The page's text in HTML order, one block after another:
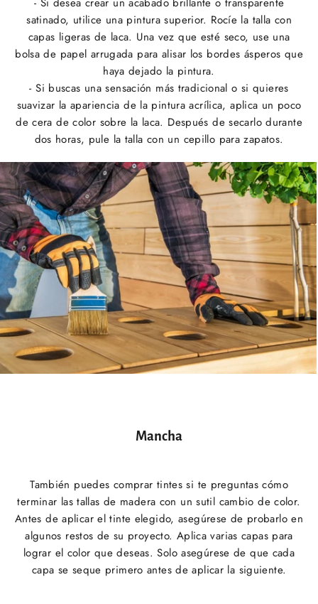
satinado, utilice una pintura superior. Rocíe la talla con
capas ligeras de laca. Una vez que esté seco, use una
bolsa de papel arrugada para alisar los bordes ásperos que
haya dejado la pintura.
- Si buscas una sensación más tradicional o si quieres
suavizar la apariencia de la pintura acrílica, aplica un poco
de cera de color sobre la laca. Después de secarlo durante
dos horas, pule la talla con un cepillo para zapatos.
Mancha
También puedes comprar tintes si te preguntas cómo
terminar las tallas de madera con un sutil cambio de color.
Antes de aplicar el tinte elegido, asegúrese de probarlo en
algunos restos de su proyecto. Aplica varias capas para
lograr el color que deseas. Solo asegúrese de que cada
capa se seque primero antes de aplicar la siguiente.